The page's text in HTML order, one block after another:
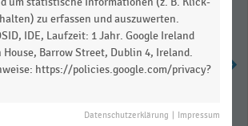
Branchen (2019-2020)
zu erfassen und auszuwerten.
IDE, Laufzeit: 1 Jahr. Google Ireland
House, Barrow Street, Dublin 4, Ireland.
https://policies.google.com/privacy?
Datenschutzerklärung Impressum